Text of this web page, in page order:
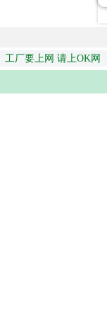
工厂要上网 请上OK网